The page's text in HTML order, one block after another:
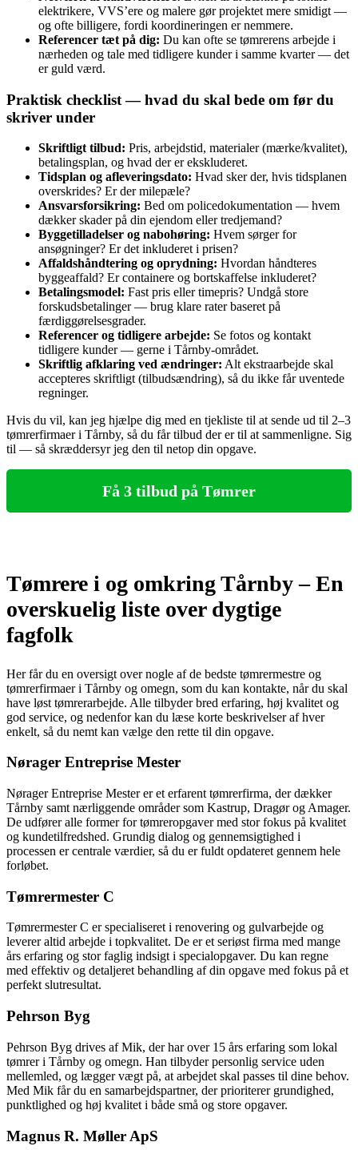
elektrikere, VVS’ere og malere gør projektet mere smidigt —
og ofte billigere, fordi koordineringen er nemmere.
Referencer tæt på dig: Du kan ofte se tømrerens arbejde i
nærheden og tale med tidligere kunder i samme kvarter — det
er guld værd.
Praktisk checklist — hvad du skal bede om før du
skriver under
Skriftligt tilbud: Pris, arbejdstid, materialer (mærke/kvalitet),
betalingsplan, og hvad der er ekskluderet.
Tidsplan og afleveringsdato: Hvad sker der, hvis tidsplanen
overskrides? Er der milepæle?
Ansvarsforsikring: Bed om policedokumentation — hvem
dækker skader på din ejendom eller tredjemand?
Byggetilladelser og nabohøring: Hvem sørger for
ansøgninger? Er det inkluderet i prisen?
Affaldshåndtering og oprydning: Hvordan håndteres
byggeaffald? Er containere og bortskaffelse inkluderet?
Betalingsmodel: Fast pris eller timepris? Undgå store
forskudsbetalinger — brug klare rater baseret på
færdiggørelsesgrader.
Referencer og tidligere arbejde: Se fotos og kontakt
tidligere kunder — gerne i Tårnby-området.
Skriftlig afklaring ved ændringer: Alt ekstraarbejde skal
accepteres skriftligt (tilbudsændring), så du ikke får uventede
regninger.
Hvis du vil, kan jeg hjælpe dig med en tjekliste til at sende ud til 2–3
tømrerfirmaer i Tårnby, så du får tilbud der er til at sammenligne. Sig
til — så skræddersyr jeg den til netop din opgave.
Få 3 tilbud på Tømrer
Tømrere i og omkring Tårnby – En
overskuelig liste over dygtige
fagfolk
Her får du en oversigt over nogle af de bedste tømrermestre og
tømrerfirmaer i Tårnby og omegn, som du kan kontakte, når du skal
have løst tømrerarbejde. Alle tilbyder bred erfaring, høj kvalitet og
god service, og nedenfor kan du læse korte beskrivelser af hver
enkelt, så du nemt kan vælge den rette til din opgave.
Nørager Entreprise Mester
Nørager Entreprise Mester er et erfarent tømrerfirma, der dækker
Tårnby samt nærliggende områder som Kastrup, Dragør og Amager.
De udfører alle former for tømreropgaver med stor fokus på kvalitet
og kundetilfredshed. Grundig dialog og gennemsigtighed i
processen er centrale værdier, så du er fuldt opdateret gennem hele
forløbet.
Tømrermester C
Tømrermester C er specialiseret i renovering og gulvarbejde og
leverer altid arbejde i topkvalitet. De er et seriøst firma med mange
års erfaring og stor faglig indsigt i specialopgaver. Du kan regne
med effektiv og detaljeret behandling af din opgave med fokus på et
perfekt slutresultat.
Pehrson Byg
Pehrson Byg drives af Mik, der har over 15 års erfaring som lokal
tømrer i Tårnby og omegn. Han tilbyder personlig service uden
mellemled, og lægger vægt på, at arbejdet skal passes til dine behov.
Med Mik får du en samarbejdspartner, der prioriterer grundighed,
punktlighed og høj kvalitet i både små og store opgaver.
Magnus R. Møller ApS